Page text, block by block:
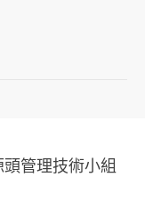
管理技術小組